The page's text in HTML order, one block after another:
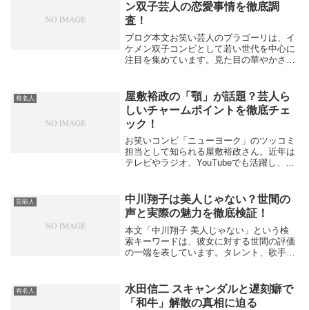
ン双子芸人の恋愛事情を徹底調
査！
ブログ本文お笑い芸人のブラゴーリは、イ
ケメン双子コンビとして若い世代を中心に
注目を集めています。見た目の華やかさと
女はいるのか？」という恋愛事情ではない
でしょうか。...
有名人
屋敷裕政の「顎」が話題？芸人ら
しいチャームポイントを徹底チェ
ック！
お笑いコンビ「ニューヨーク」のツッコミ
担当として知られる屋敷裕政さん。近年は
テレビやラジオ、YouTubeでも活躍し、そ
索すると、「顎」という関連ワードが浮上
してき...
芸能人
中川翔子は美人じゃない？世間の
声と実際の魅力を徹底検証！
本文「中川翔子 美人じゃない」という検
索キーワードは、彼女に対する世間の評価
の一端を表しています。タレント、歌手、
文化への深い愛情で多くのファンを持つ一
方、ルックス...
有名人
水田信二 スキャンダルと遅刻癖で
「和牛」解散の真相に迫る